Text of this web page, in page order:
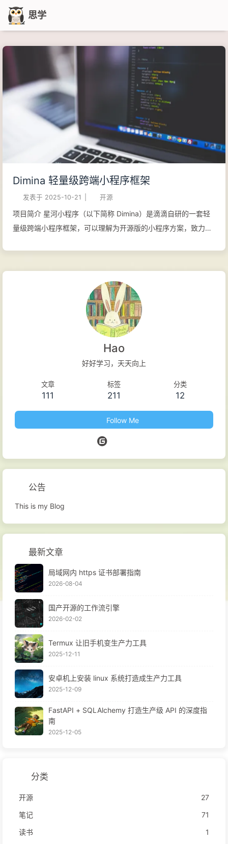
思学
Dimina 轻量级跨端小程序框架
发表于 2025-10-21 开源
项目简介 星河小程序（以下简称 Dimina）是滴滴自研的一套轻
量级跨端小程序框架，可以理解为开源版的小程序方案，致力于
发者可以将 Dimina 作为移动端跨平台开发框架，将已有小程序
逻辑以独立模块方式集成到现有 App，或直接采用小程序语法进
行开发，并一键打包生成独立原生 App。 Dimina 发音为
/diːminə/，是 didi miniprogram 的缩写，旨在打造灵活、轻量
的小程序跨端开发框架。 GitHub Gitee 官网 文档 技术特性 资源
离线化: 资源本地存储减少网络请求 逻辑视图分离: 独立 JS 引擎
Android WebView iOS: JavaScriptCore + WKWebView
Harmony: Quick...
Hao
好好学习，天天向上
文章
111
标签
211
分类
12
Follow Me
公告
This is my Blog
最新文章
局域网内 https 证书部署指南
2026-08-04
国产开源的工作流引擎
2026-02-02
Termux 让旧手机变生产力工具
2025-12-11
安卓机上安装 linux 系统打造成生产力工具
2025-12-09
FastAPI + SQLAlchemy 打造生产级 API 的深度指
南
2025-12-05
分类
开源
27
笔记
71
读书
1